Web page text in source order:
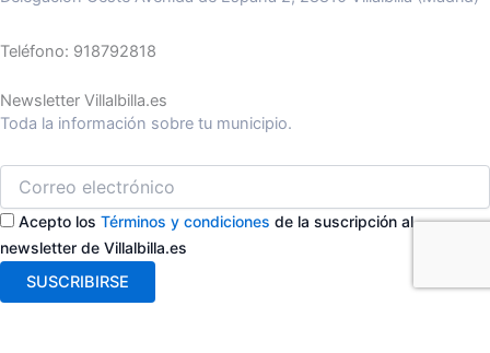
Teléfono: 918792818
Newsletter Villalbilla.es
Toda la información sobre tu municipio.
Acepto los Términos y condiciones de la suscripción al
newsletter de Villalbilla.es
SUSCRIBIRSE